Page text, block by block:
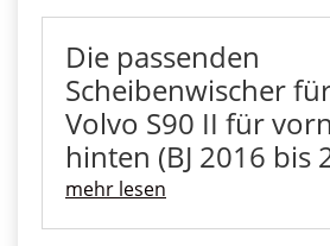
Die passenden
Scheibenwischer
Volvo S90 II für
hinten (BJ 2016 bis
mehr lesen